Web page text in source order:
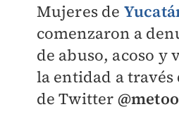
Mujeres de
comenzaron a
de abuso, acoso y
la entidad a través
de Twitter